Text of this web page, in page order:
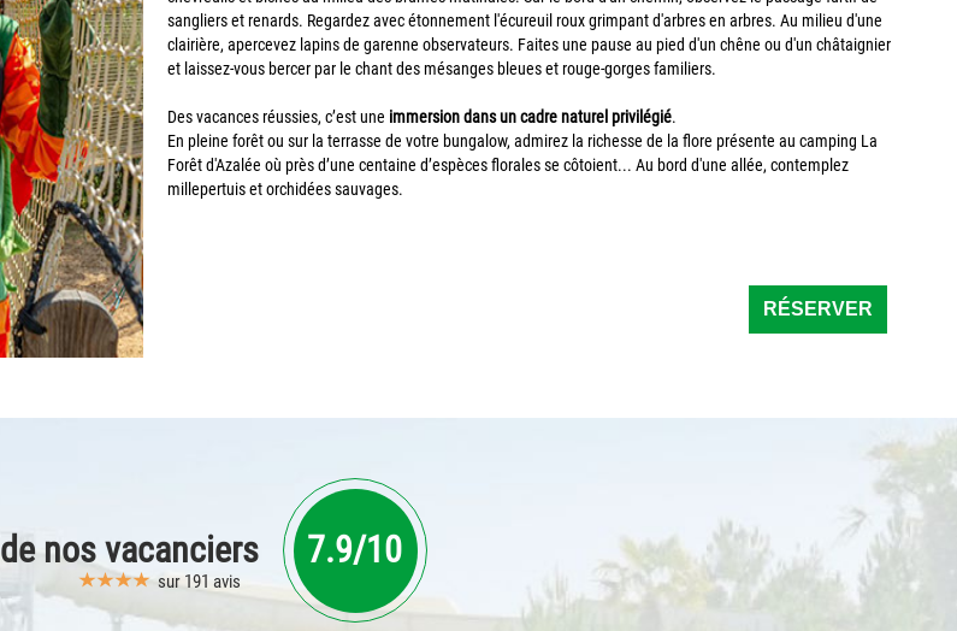
sangliers et renards. Regardez avec étonnement l'écureuil roux grimpant d'arbres en arbres. Au milieu d'une
clairière, apercevez lapins de garenne observateurs. Faites une pause au pied d'un chêne ou d'un châtaignier
et laissez-vous bercer par le chant des mésanges bleues et rouge-gorges familiers.
Des vacances réussies, c’est une immersion dans un cadre naturel privilégié.
En pleine forêt ou sur la terrasse de votre bungalow, admirez la richesse de la flore présente au camping La
Forêt d'Azalée où près d’une centaine d’espèces florales se côtoient... Au bord d'une allée, contemplez
millepertuis et orchidées sauvages.
RÉSERVER
de nos vacanciers
sur 191 avis
7.9/10